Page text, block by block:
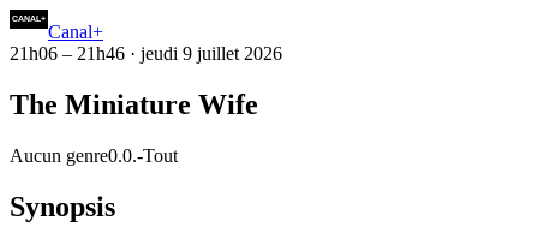
Canal+
21h06 – 21h46 · jeudi 9 juillet 2026
The Miniature Wife
Aucun genre0.0.-Tout
Synopsis